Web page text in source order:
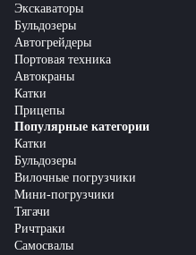
Экскаваторы
Бульдозеры
Автогрейдеры
Портовая техника
Автокраны
Катки
Прицепы
Популярные категории
Катки
Бульдозеры
Вилочные погрузчики
Мини-погрузчики
Тягачи
Ричтраки
Самосвалы